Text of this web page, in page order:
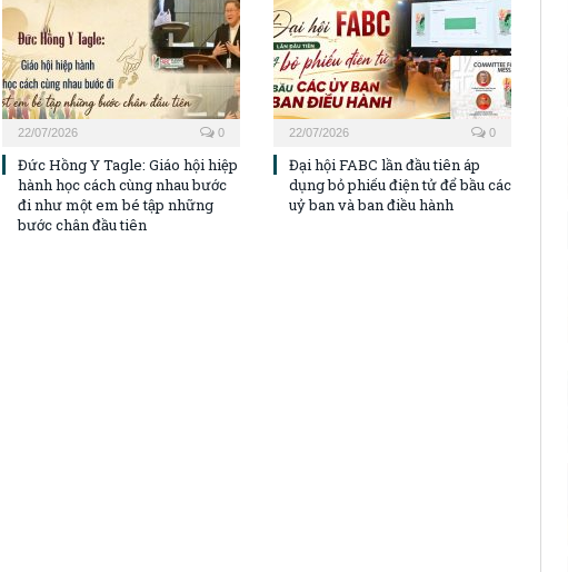
22/07/2026 0
Đức Hồng Y Tagle: Giáo hội hiệp
hành học cách cùng nhau bước
đi như một em bé tập những
bước chân đầu tiên
22/07/2026 0
Đại hội FABC lần đầu tiên áp
dụng bỏ phiếu điện tử để bầu các
uỷ ban và ban điều hành